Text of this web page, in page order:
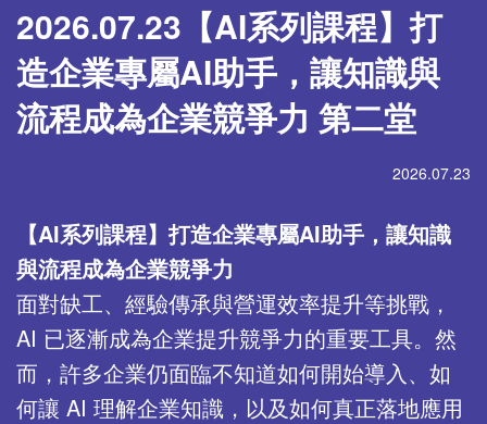
2026.07.23【AI系列課程】打
造企業專屬AI助手，讓知識與
流程成為企業競爭力 第二堂
2026.07.23
【AI系列課程】打造企業專屬AI助手，讓知識
與流程成為企業競爭力
面對缺工、經驗傳承與營運效率提升等挑戰，
AI 已逐漸成為企業提升競爭力的重要工具。然
而，許多企業仍面臨不知道如何開始導入、如
何讓 AI 理解企業知識，以及如何真正落地應用